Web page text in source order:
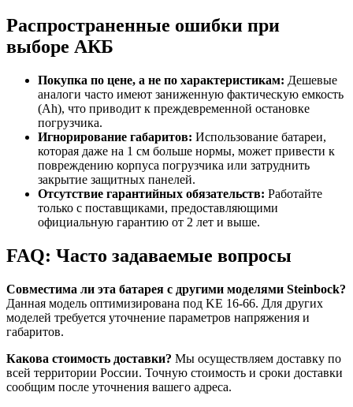
Распространенные ошибки при
выборе АКБ
Покупка по цене, а не по характеристикам: Дешевые
аналоги часто имеют заниженную фактическую емкость
(Ah), что приводит к преждевременной остановке
погрузчика.
Игнорирование габаритов: Использование батареи,
которая даже на 1 см больше нормы, может привести к
повреждению корпуса погрузчика или затруднить
закрытие защитных панелей.
Отсутствие гарантийных обязательств: Работайте
только с поставщиками, предоставляющими
официальную гарантию от 2 лет и выше.
FAQ: Часто задаваемые вопросы
Совместима ли эта батарея с другими моделями Steinbock?
Данная модель оптимизирована под KE 16-66. Для других
моделей требуется уточнение параметров напряжения и
габаритов.
Какова стоимость доставки? Мы осуществляем доставку по
всей территории России. Точную стоимость и сроки доставки
сообщим после уточнения вашего адреса.